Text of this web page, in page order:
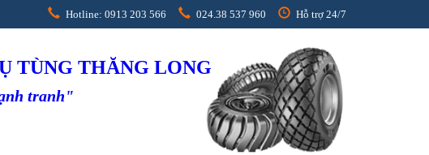
Hotline: 0913 203 566 024.38 537 960 Hỗ trợ 24/7
TÙNG THĂNG LONG
tranh"